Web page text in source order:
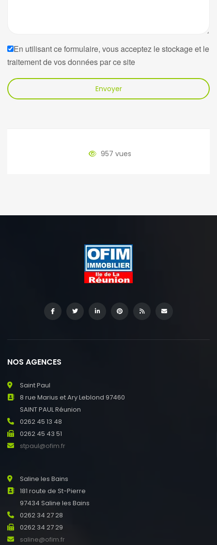
En utilisant ce formulaire, vous acceptez le stockage et le
traitement de vos données par ce site
Envoyer
957 vues
NOS AGENCES
Saint Paul
8 rue Marius et Ary Leblond 97460
SAINT PAUL Réunion
0262 45 13 48
0262 45 43 51
stpaul@ofim.fr
Saline les Bains
181 route de St-Pierre
97434 Saline les Bains
0262 34 27 28
0262 34 27 29
saline@ofim.fr